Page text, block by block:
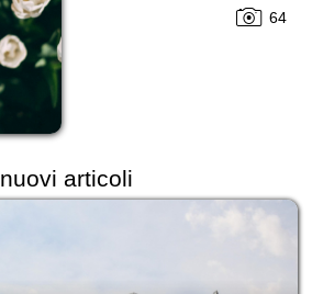
64
nuovi articoli